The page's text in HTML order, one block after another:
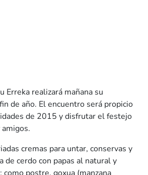
Erreka realizará mañana su
de año. El encuentro será propicio
de 2015 y disfrutar el festejo
cremas para untar, conservas y
de cerdo con papas al natural y